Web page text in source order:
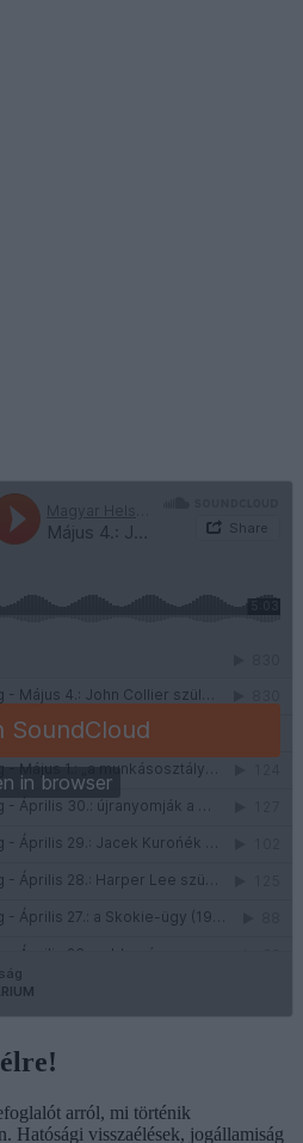
arról, mi történik
Hatósági visszaélések, jogállamiság